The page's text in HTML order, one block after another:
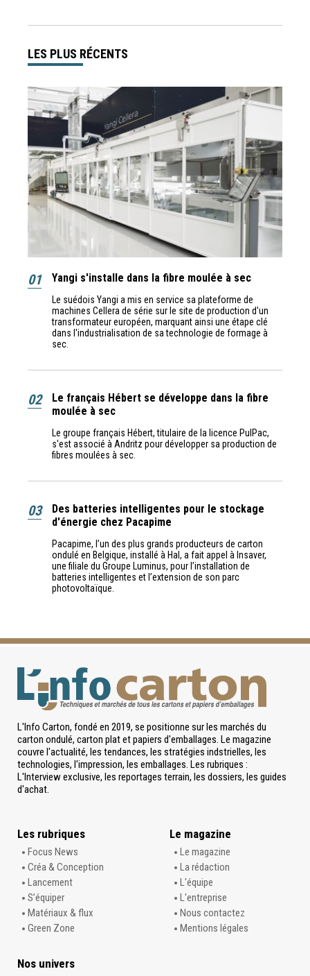
LES PLUS RÉCENTS
01 Yangi s'installe dans la fibre moulée à sec
Le suédois Yangi a mis en service sa plateforme de
machines Cellera de série sur le site de production d'un
transformateur européen, marquant ainsi une étape clé
dans l'industrialisation de sa technologie de formage à
sec.
02
Le français Hébert se développe dans la fibre
moulée à sec
Le groupe français Hébert, titulaire de la licence PulPac,
s'est associé à Andritz pour développer sa production de
fibres moulées à sec.
03
Des batteries intelligentes pour le stockage
d'énergie chez Pacapime
Pacapime, l’un des plus grands producteurs de carton
ondulé en Belgique, installé à Hal, a fait appel à Insaver,
une filiale du Groupe Luminus, pour l’installation de
batteries intelligentes et l’extension de son parc
photovoltaïque.
L'Info Carton, fondé en 2019, se positionne sur les marchés du
carton ondulé, carton plat et papiers d'emballages. Le magazine
couvre l'actualité, les tendances, les stratégies indstrielles, les
technologies, l'impression, les emballages. Les rubriques :
L'Interview exclusive, les reportages terrain, les dossiers, les guides
d'achat.
Les rubriques
Focus News
Créa & Conception
Lancement
S’équiper
Matériaux & flux
Green Zone
Le magazine
Le magazine
La rédaction
L'équipe
L'entreprise
Nous contactez
Mentions légales
Nos univers